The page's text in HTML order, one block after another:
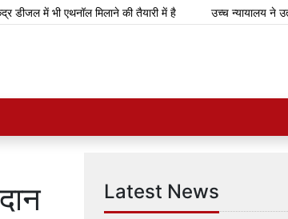
में भी एथनॉल मिलाने की तैयारी में है उच्च न्यायालय ने
Latest News